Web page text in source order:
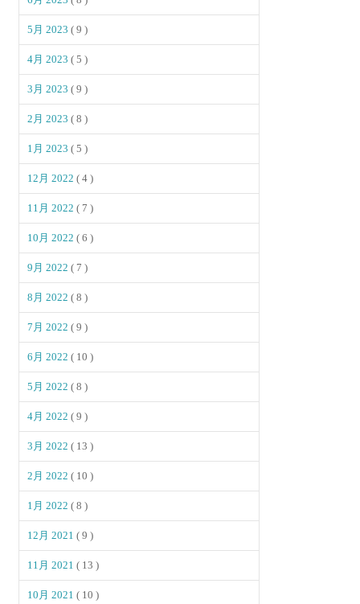
5月 2023( 9 )
4月 2023( 5 )
3月 2023( 9 )
2月 2023( 8 )
1月 2023( 5 )
12月 2022( 4 )
11月 2022( 7 )
10月 2022( 6 )
9月 2022( 7 )
8月 2022( 8 )
7月 2022( 9 )
6月 2022( 10 )
5月 2022( 8 )
4月 2022( 9 )
3月 2022( 13 )
2月 2022( 10 )
1月 2022( 8 )
12月 2021( 9 )
11月 2021( 13 )
10月 2021( 10 )